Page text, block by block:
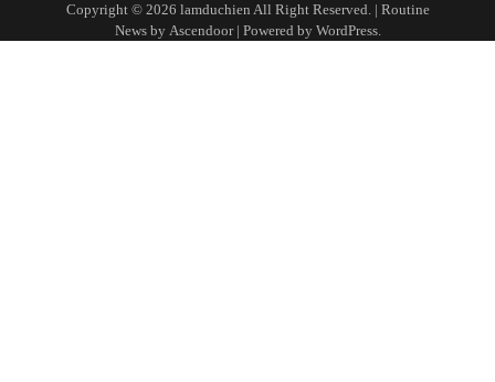
Copyright © 2026 lamduchien All Right Reserved. | Routine
News by Ascendoor| Powered by WordPress.